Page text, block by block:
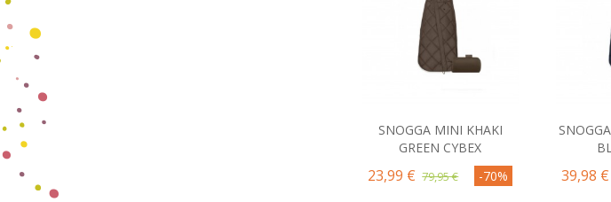
Comprar
SNOGGA MINI KHAKI
GREEN CYBEX
23,99 € 79,95 € -70% 39,98 €